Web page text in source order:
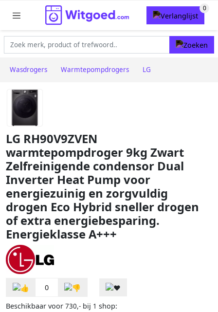
Wasdrogers Warmtepompdrogers LG
LG RH90V9ZVEN
warmtepompdroger 9kg Zwart
Zelfreinigende condensor Dual
Inverter Heat Pump voor
energiezuinig en zorgvuldig
drogen Eco Hybrid sneller drogen
of extra energiebesparing.
Energieklasse A+++
0
Beschikbaar voor 730,- bij 1 shop: